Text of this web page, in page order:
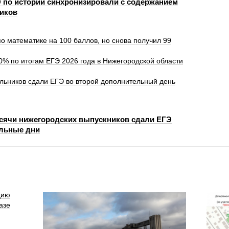
истории синхронизировали с содержанием
математике на 100 баллов, но снова получил 99
по итогам ЕГЭ 2026 года в Нижегородской области
сдали ЕГЭ во второй дополнительный день
нижегородских выпускников сдали ЕГЭ
дни